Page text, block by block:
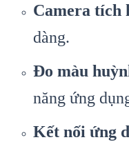
Camera tích
dàng.
Đo màu
năng ứng
Kết nối ứng